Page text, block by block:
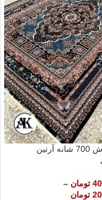
خرید فرش 700 شانه آرتین
تومان –
تومان